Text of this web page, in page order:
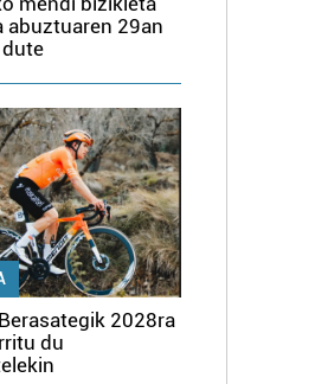
abuztuaren 29an
2028ra
du